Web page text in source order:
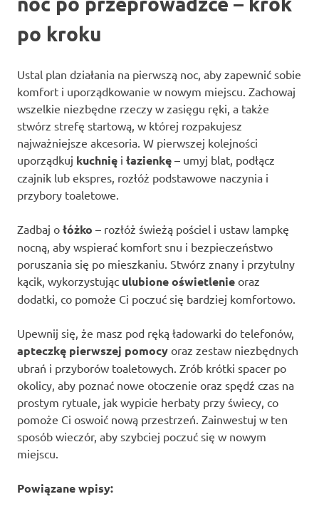
po kroku
Ustal plan działania na pierwszą noc, aby zapewnić sobie
komfort i uporządkowanie w nowym miejscu. Zachowaj
wszelkie niezbędne rzeczy w zasięgu ręki, a także
stwórz strefę startową, w której rozpakujesz
najważniejsze akcesoria. W pierwszej kolejności
uporządkuj kuchnię i łazienkę – umyj blat, podłącz
czajnik lub ekspres, rozłóż podstawowe naczynia i
przybory toaletowe.
Zadbaj o łóżko – rozłóż świeżą pościel i ustaw lampkę
nocną, aby wspierać komfort snu i bezpieczeństwo
poruszania się po mieszkaniu. Stwórz znany i przytulny
kącik, wykorzystując ulubione oświetlenie oraz
dodatki, co pomoże Ci poczuć się bardziej komfortowo.
Upewnij się, że masz pod ręką ładowarki do telefonów,
apteczkę pierwszej pomocy oraz zestaw niezbędnych
ubrań i przyborów toaletowych. Zrób krótki spacer po
okolicy, aby poznać nowe otoczenie oraz spędź czas na
prostym rytuale, jak wypicie herbaty przy świecy, co
pomoże Ci oswoić nową przestrzeń. Zainwestuj w ten
sposób wieczór, aby szybciej poczuć się w nowym
miejscu.
Powiązane wpisy: